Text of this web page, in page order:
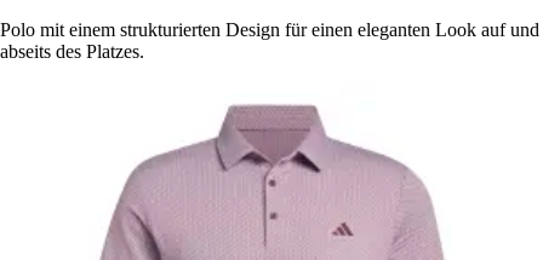
Polo mit einem strukturierten Design für einen eleganten Look auf und
abseits des Platzes.